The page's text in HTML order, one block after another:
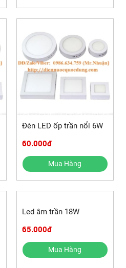
Đèn LED ốp trần nổi 6W
60.000đ
Mua Hàng
Led âm trần 18W
65.000đ
Mua Hàng